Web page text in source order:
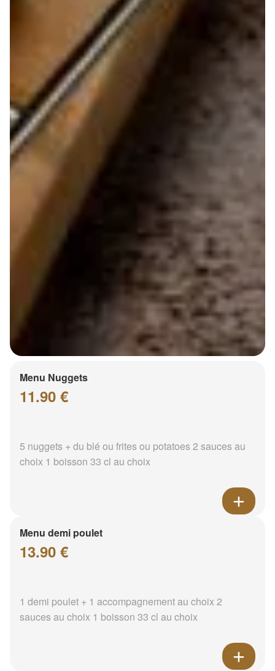
Menu Nuggets
11.90 €
5 nuggets + du blé ou frites ou potatoes 2 sauces au
choix 1 boisson 33 cl au choix
Menu demi poulet
13.90 €
1 demi poulet + 1 accompagnement au choix 2
sauces au choix 1 boisson 33 cl au choix